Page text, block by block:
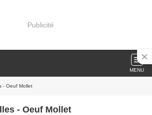
Publicité
MENU
- Oeuf Mollet
- Oeuf Mollet